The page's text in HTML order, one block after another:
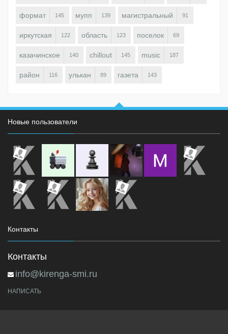
формат 145 мупп 139 магистральный 91
иркутская 122 область 123 поселок 69
казачинское 140 chillout 145 music 187
район 116 улькан 89 газета 143
Новые пользователи
Контакты
Контакты
info@kirenga-smi.ru
НАПИСАТЬ